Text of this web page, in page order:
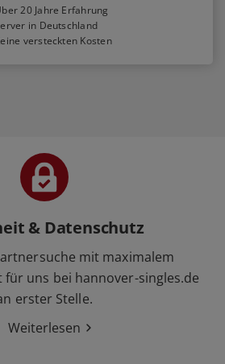
20 Jahre Erfahrung
in Deutschland
versteckten Kosten
& Datenschutz
mit maximalem
uns bei hannover-singles.de
erster Stelle.
Weiterlesen